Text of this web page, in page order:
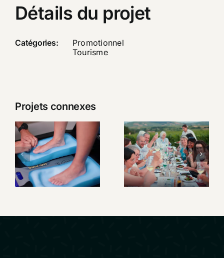
Détails du projet
Catégories:
Promotionnel
Tourisme
Projets connexes
SIDAS –
Présentation
Custom
Station
Un week-
end au
cœur du
Beaujolais